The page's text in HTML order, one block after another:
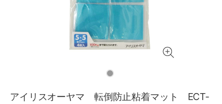
アイリスオーヤマ 転倒防止粘着マット ECT-